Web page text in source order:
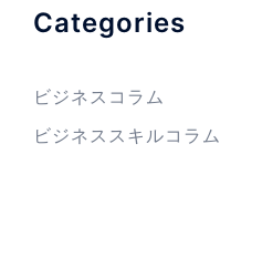
Categories
ビジネスコラム
ビジネススキルコラム